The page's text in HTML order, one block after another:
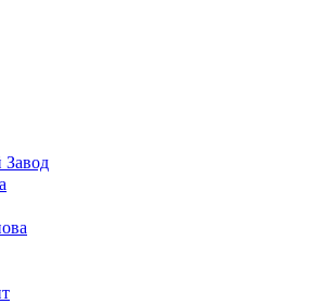
Завод